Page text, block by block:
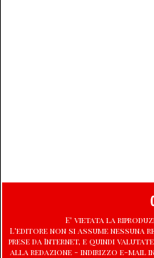
E' vietata la
L'editore non si assume
prese da Internet, e quindi
alla redazione - indirizzo e-mail